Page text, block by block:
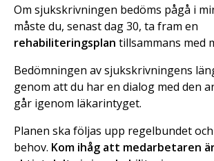
Om sjukskrivningen bedöms pågå i
måste du, senast dag 30, ta fram en
rehabiliteringsplan tillsammans med
Bedömningen av sjukskrivningens
genom att du har en dialog med den
går igenom läkarintyget.
Planen ska följas upp regelbundet
behov. Kom ihåg att medarbetaren